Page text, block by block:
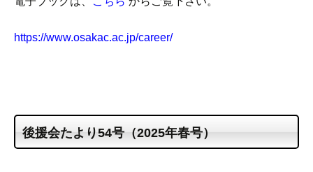
https://www.osakac.ac.jp/career/
後援会たより54号（2025年春号）